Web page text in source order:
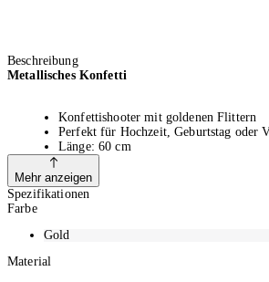
Beschreibung
Metallisches Konfetti
Konfettishooter mit goldenen Flittern
Perfekt für Hochzeit, Geburtstag oder
Länge: 60 cm
Geeignet für den Innen- und
Fliegt bei Gebrauch 5-8 Meter hoch
Funktioniert mit Druckluft
magischen Glanz und zauberhafte Momente. Die
Mehr anzeigen
Spezifikationen
Farbe
Gold
Material